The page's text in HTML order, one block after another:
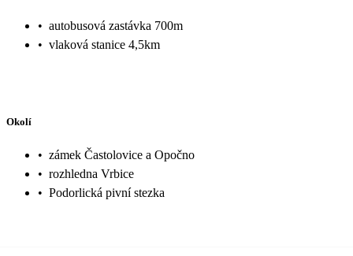
• autobusová zastávka 700m
• vlaková stanice 4,5km
Okolí
• zámek Častolovice a Opočno
• rozhledna Vrbice
• Podorlická pivní stezka